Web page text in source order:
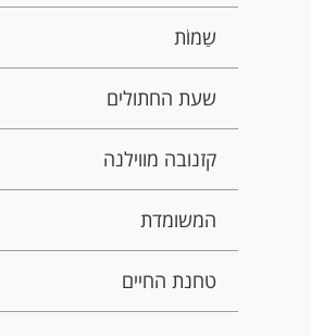
שַמוֹת
שעת החתולים
קזנובה מווילנה
המשומדת
טחנת החיים